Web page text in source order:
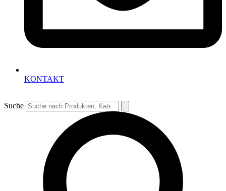
KONTAKT
Suche